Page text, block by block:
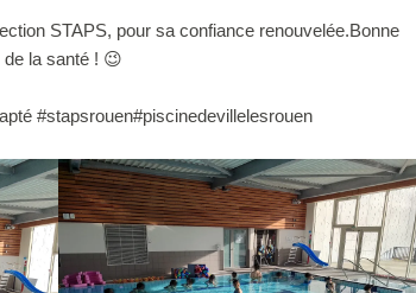
STAPS, pour sa confiance renouvelée.Bonne
la santé ! 😉
#stapsrouen#piscinedevillelesrouen